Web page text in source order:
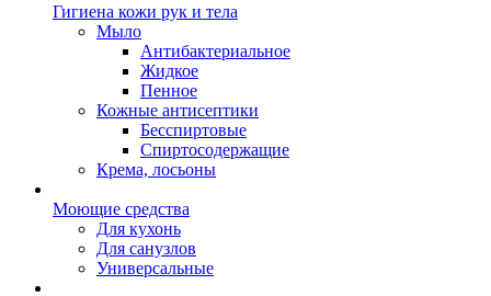
Гигиена кожи рук и тела
Мыло
Антибактериальное
Жидкое
Пенное
Кожные антисептики
Бесспиртовые
Cпиртосодержащие
Крема, лосьоны
Моющие средства
Для кухонь
Для санузлов
Универсальные